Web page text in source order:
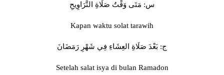
س: مَتَى وَقْتُ صَلَاةِ التَّرَاوِيحِ
Kapan waktu solat tarawih
ج: بَعْدَ صَلَاةِ العِشَاءِ فِي شَهْرِ رَمَضَانَ
Setelah salat isya di bulan Ramadon